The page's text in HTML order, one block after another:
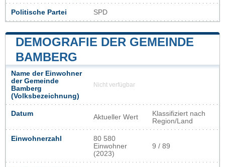
Politische Partei SPD
DEMOGRAFIE DER GEMEINDE
BAMBERG
Name der Einwohner
der Gemeinde
Bamberg
(Volksbezeichnung)
Nicht verfügbar
Datum Aktueller Wert
Klassifiziert nach
Region/Land
Einwohnerzahl
80 580
Einwohner
(2023)
9 / 89